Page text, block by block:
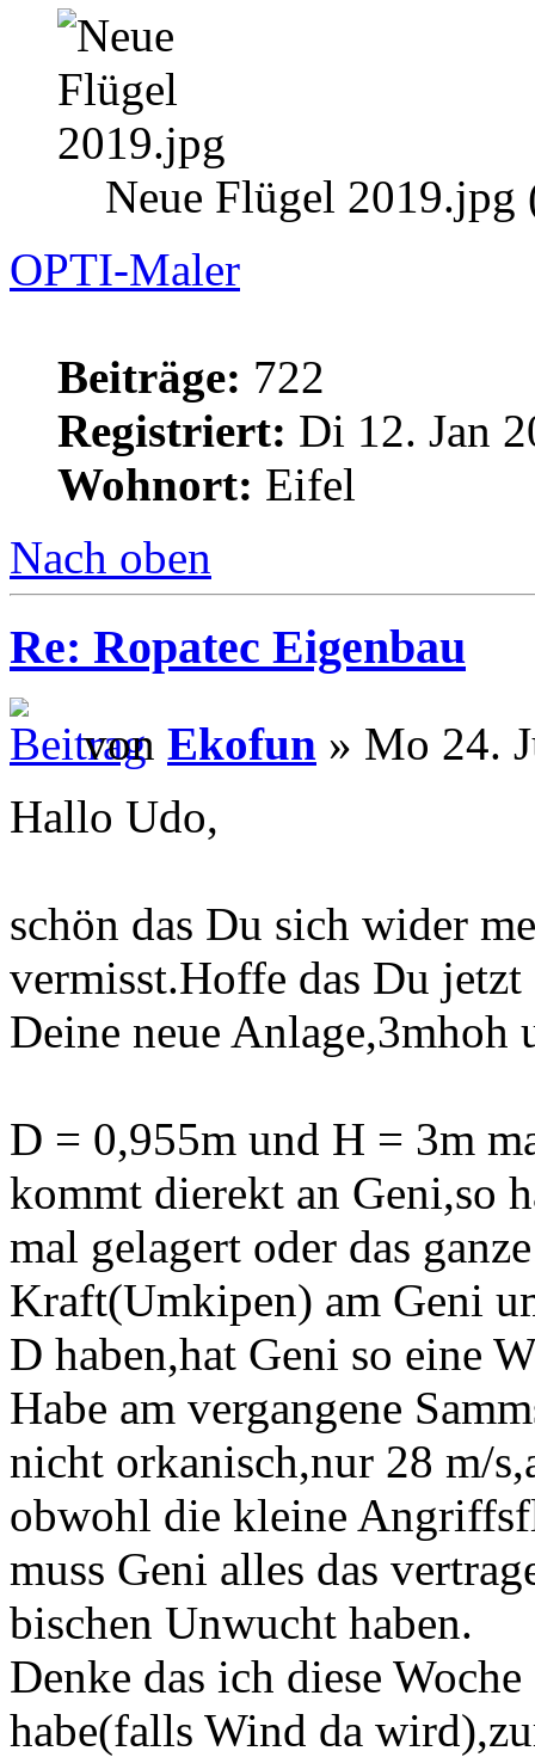
Neue Flügel
OPTI-Maler
Beiträge: 722
Registriert: Di 12. Jan
Wohnort: Eifel
Nach oben
Re: Ropatec Eigenbau
von Ekofun » Mo 24.
Hallo Udo,
schön das Du sich wider
vermisst.Hoffe das Du
Deine neue Anlage,3mhoh
D = 0,955m und H = 3m
kommt dierekt an Geni,so
mal gelagert oder das
Kraft(Umkipen) am Geni
D haben,hat Geni so eine
Habe am vergangene
nicht orkanisch,nur 28 m/
obwohl die kleine
muss Geni alles das
bischen Unwucht haben.
Denke das ich diese
habe(falls Wind da